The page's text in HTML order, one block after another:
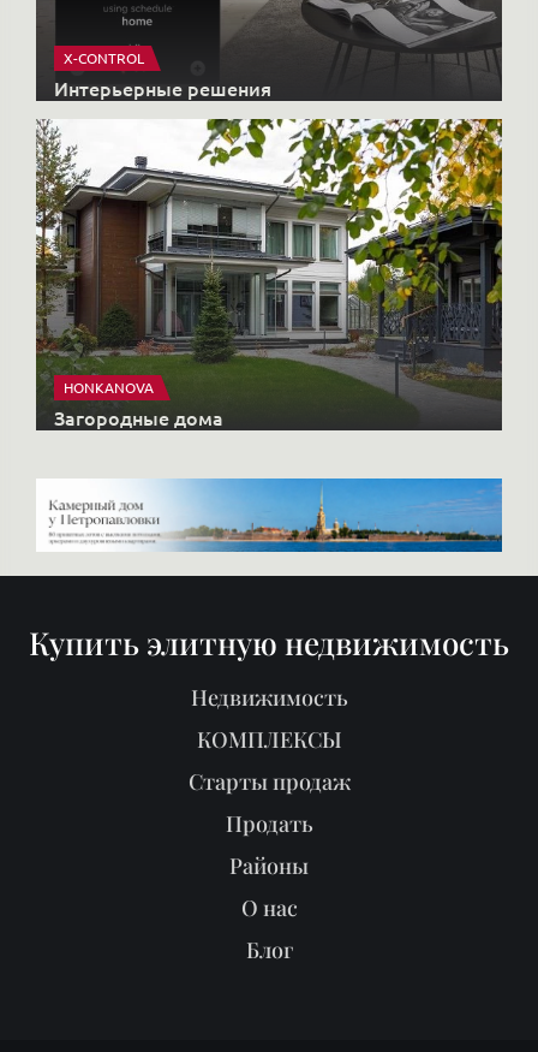
X-CONTROL
Интерьерные решения
HONKANOVA
Загородные дома
Купить элитную недвижимость
Недвижимость
КОМПЛЕКСЫ
Старты продаж
Продать
Районы
О нас
Блог